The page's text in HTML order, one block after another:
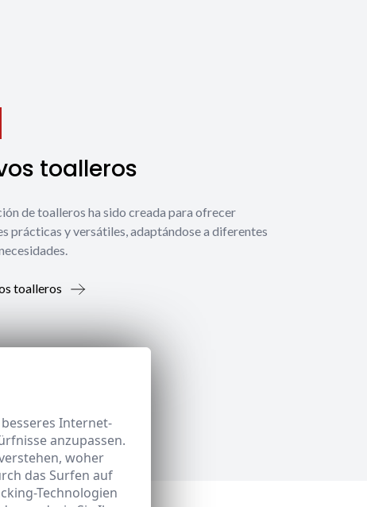
toalleros
de toalleros ha sido creada para ofrecer
prácticas y versátiles, adaptándose a diferentes
toalleros
Internet-
anzupassen.
woher
das Surfen auf
Technologien